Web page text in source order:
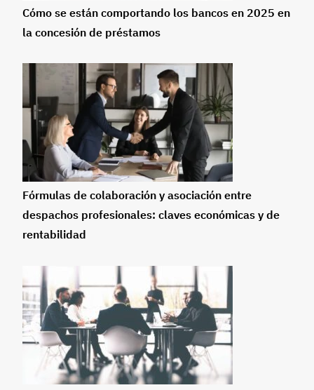
Cómo se están comportando los bancos en 2025 en
la concesión de préstamos
Fórmulas de colaboración y asociación entre
despachos profesionales: claves económicas y de
rentabilidad